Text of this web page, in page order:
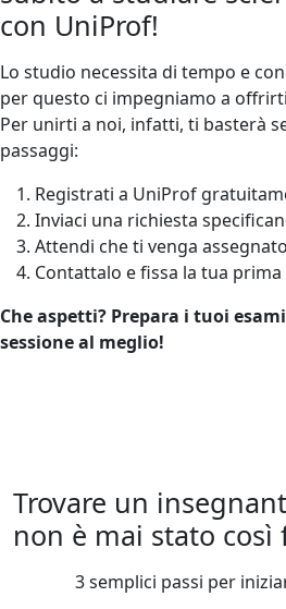
con UniProf!
Lo studio necessita di tempo e
per questo ci impegniamo a
Per unirti a noi, infatti, ti basterà
passaggi:
Registrati a UniProf
Inviaci una richiesta
Attendi che ti venga
Contattalo e fissa la tua prima
Che aspetti? Prepara i tuoi
sessione al meglio!
Trovare un
non è mai stato così
3 semplici passi per